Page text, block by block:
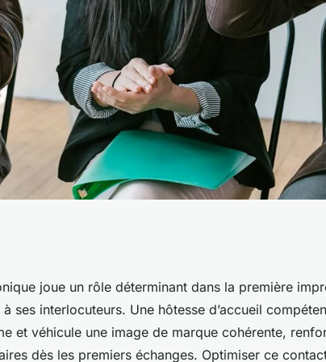
de marque
joue un rôle déterminant dans la première
ses interlocuteurs. Une hôtesse d’accueil
et véhicule une image de marque cohérente,
dès les premiers échanges. Optimiser ce